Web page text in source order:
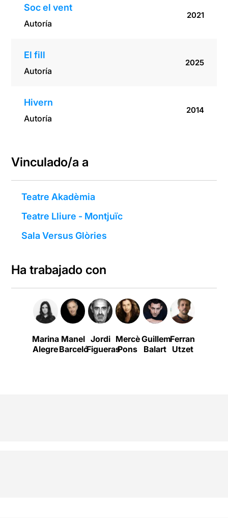
Soc el vent
Autoría
2021
El fill
Autoría
2025
Hivern
Autoría
2014
Vinculado/a a
Teatre Akadèmia
Teatre Lliure - Montjuïc
Sala Versus Glòries
Ha trabajado con
Marina
Alegre
Manel
Barceló
Jordi
Figueras
Mercè
Pons
Guillem
Balart
Ferran
Utzet